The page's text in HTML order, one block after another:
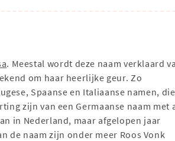
. Meestal wordt deze naam verklaard
om haar heerlijke geur. Zo
Spaanse en Italiaanse namen,
zijn van een Germaanse naam met
in Nederland, maar afgelopen jaar
de naam zijn onder meer Roos Vonk